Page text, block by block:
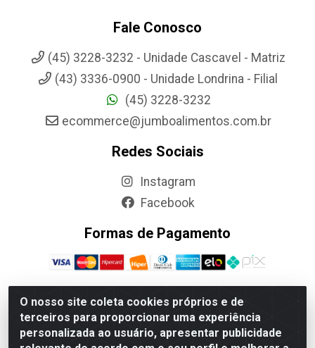
O nosso site coleta cookies próprios e de
terceiros para proporcionar uma experiência
personalizada ao usuário, apresentar publicidade
Fale Conosco
(45) 3228-3232 - Unidade Cascavel - Matriz
(43) 3336-0900 - Unidade Londrina - Filial
(45) 3228-3232
ecommerce@jumboalimentos.com.br
Redes Sociais
Instagram
Facebook
Formas de Pagamento
Jumbo Alimentos Cascavel - Matriz - Rua Itatiba Do Sul, 161 -
Santos Dumont, Cascavel-PR - CEP 85804-700- CNPJ